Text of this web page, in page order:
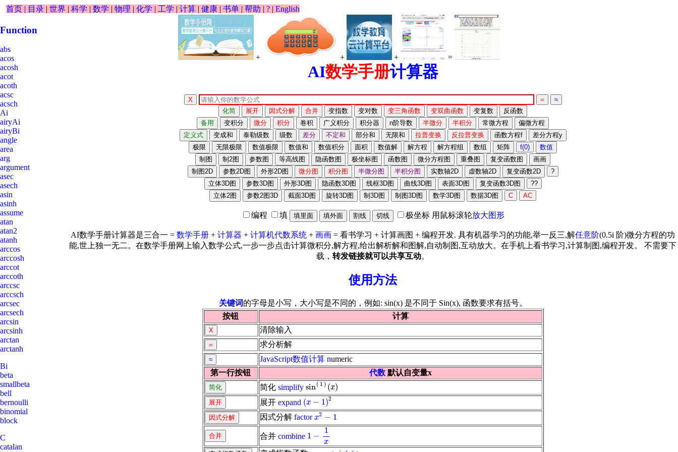
首页 | 目录 | 世界 | 科学 | 数学 | 物理 | 化学 | 工学 | 计算 | 健康 | 书单 | 帮助 | ? | English
+ + + =
AI数学手册计算器
编程 填 极坐标 用鼠标滚轮放大图形
AI数学手册计算器是三合一 =数学手册 +计算器 +计算机代数系统 +画画 = 看书学习 + 计算画图 + 编程开发. 具有机器学习的功能,举一反三,解任意阶(0.5i 阶)微分方程的功
能,世上独一无二。在数学手册网上输入数学公式,一步一步点击计算微积分,解方程,给出解析解和图解,自动制图,互动放大。在手机上看书学习,计算制图,编程开发。 不需要下
载，转发链接就可以共享互动。
使用方法
关键词的字母是小写，大小写是不同的，例如: sin(x) 是不同于 Sin(x), 函数要求有括号。
按钮
计算
清除输入
求分析解
JavaScript数值计算 numeric
第一行按钮
代数默认自变量x
简化 simplify sin( 1 ) (x)
sin(1)(x)
展开 expand (x − 1)2
(x-1)2
因式分解 factor x2 − 1
x2-1
合并 combine 1 −
1
x
1-1x
Function
abs
acos
acosh
acot
acoth
acsc
acsch
Ai
airyAi
airyBi
angle
area
arg
argument
asec
asech
asin
asinh
assume
atan
atan2
atanh
arccos
arccosh
arccot
arccoth
arccsc
arccsch
arcsec
arcsech
arcsin
arcsinh
arctan
arctanh
Bi
beta
smallbeta
bell
bernoulli
binomial
block
C
catalan